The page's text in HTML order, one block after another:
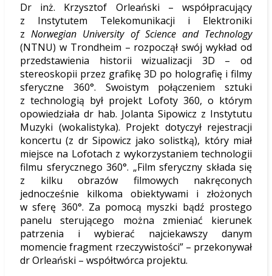
Dr inż. Krzysztof Orleański – współpracujący
z Instytutem Telekomunikacji i Elektroniki
zNorwegian University of Science and Technology
(NTNU) w Trondheim – rozpoczął swój wykład od
przedstawienia historii wizualizacji 3D – od
stereoskopii przez grafikę 3D po holografię i filmy
sferyczne 360°. Swoistym połączeniem sztuki
z technologią był projekt Lofoty 360, o którym
opowiedziała dr hab. Jolanta Sipowicz z Instytutu
Muzyki (wokalistyka). Projekt dotyczył rejestracji
koncertu (z dr Sipowicz jako solistką), który miał
miejsce na Lofotach z wykorzystaniem technologii
filmu sferycznego 360°. „Film sferyczny składa się
z kilku obrazów filmowych nakręconych
jednocześnie kilkoma obiektywami i złożonych
w sferę 360°. Za pomocą myszki bądź prostego
panelu sterującego można zmieniać kierunek
patrzenia i wybierać najciekawszy danym
momencie fragment rzeczywistości” – przekonywał
dr Orleański – współtwórca projektu.